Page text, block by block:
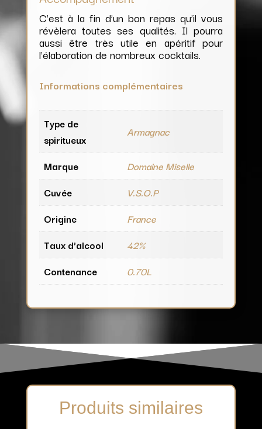
C’est à la fin d’un bon repas qu’il vous
révèlera toutes ses qualités. Il pourra
aussi être très utile en apéritif pour
l’élaboration de nombreux cocktails.
Informations complémentaires
Type de
spiritueux
Armagnac
Marque
Domaine Miselle
Cuvée
V.S.O.P
Origine
France
Taux d'alcool
42%
Contenance
0.70L
Produits similaires